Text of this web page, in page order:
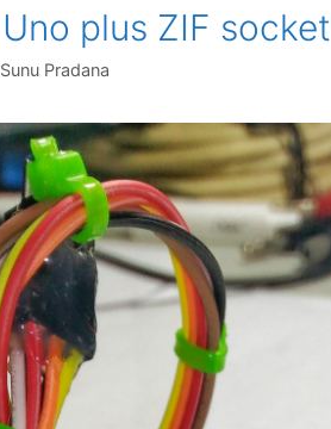
plus ZIF socket
Sunu Pradana